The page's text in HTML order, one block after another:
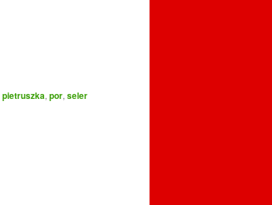
pietruszka, por, seler